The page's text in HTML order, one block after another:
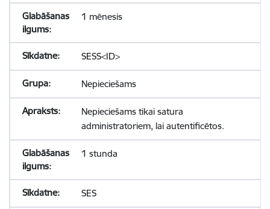
1 mēnesis
SESS<ID>
Nepieciešams
Nepieciešams tikai satura
administratoriem, lai autentificētos.
1 stunda
SES